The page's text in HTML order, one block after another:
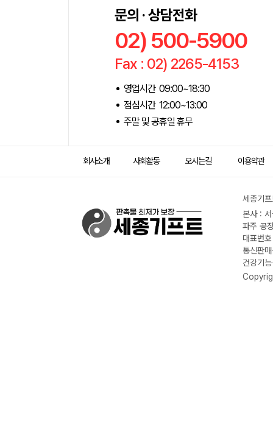
문의 · 상담전화
02) 500-5900
Fax : 02) 2265-4153
영업시간 09:00~18:30
점심시간 12:00~13:00
주말 및 공휴일 휴무
회사소개 사회활동 오시는길 이용약관
세종기
본사 :
파주 공
대표번
통신판
건강기